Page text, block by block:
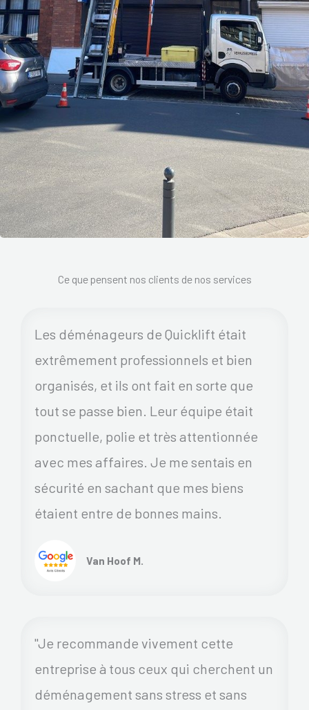
Ce que pensent nos clients de nos services
Les déménageurs de Quicklift était
extrêmement professionnels et bien
organisés, et ils ont fait en sorte que
tout se passe bien. Leur équipe était
ponctuelle, polie et très attentionnée
avec mes affaires. Je me sentais en
sécurité en sachant que mes biens
étaient entre de bonnes mains.
Van Hoof M.
"Je recommande vivement cette
entreprise à tous ceux qui cherchent un
déménagement sans stress et sans